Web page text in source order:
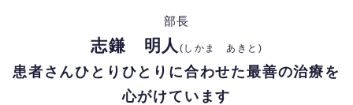
部長
志鎌 明人 (しかま あきと)
患者さんひとりひとりに合わせた最善の治療を
心がけています